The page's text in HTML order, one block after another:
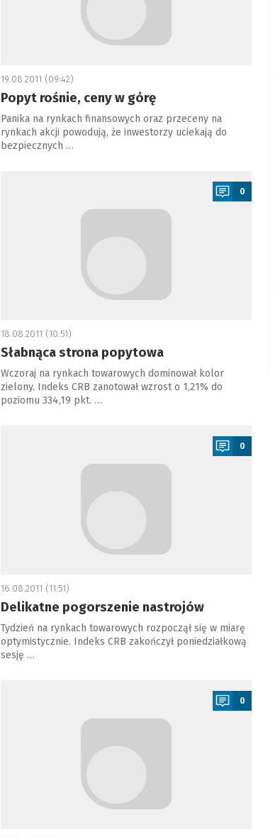
19.08.2011 (09:42)
Popyt rośnie, ceny w górę
Panika na rynkach finansowych oraz przeceny na
rynkach akcji powodują, że inwestorzy uciekają do
bezpiecznych …
0
18.08.2011 (10:51)
Słabnąca strona popytowa
Wczoraj na rynkach towarowych dominował kolor
zielony. Indeks CRB zanotował wzrost o 1,21% do
poziomu 334,19 pkt. …
0
16.08.2011 (11:51)
Delikatne pogorszenie nastrojów
Tydzień na rynkach towarowych rozpoczął się w miarę
optymistycznie. Indeks CRB zakończył poniedziałkową
sesję …
0